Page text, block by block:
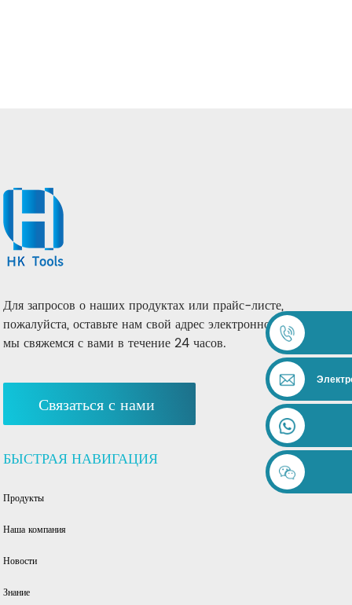
Для запросов о наших продуктах или прайс-листе,
пожалуйста, оставьте нам свой адрес электронной почты, и
мы свяжемся с вами в течение 24 часов.
Связаться с нами
БЫСТРАЯ НАВИГАЦИЯ
Продукты
Наша компания
Новости
Знание